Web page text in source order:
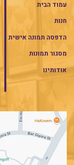
עמוד הבית
חנות
הדפסה תמונה אישית
מסגור תמונות
אודותינו